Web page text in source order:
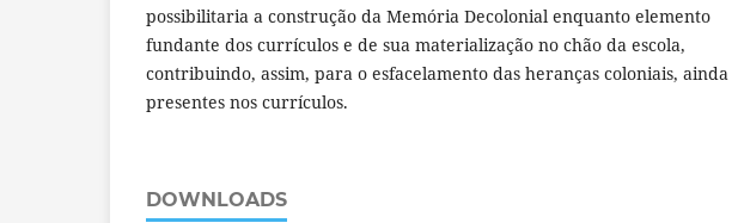
possibilitaria a construção da Memória Decolonial enquanto elemento
fundante dos currículos e de sua materialização no chão da escola,
contribuindo, assim, para o esfacelamento das heranças coloniais, ainda
presentes nos currículos.
DOWNLOADS